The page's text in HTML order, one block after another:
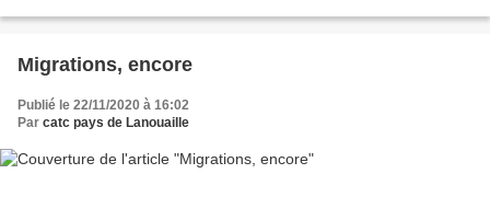
Migrations, encore
Publié le 22/11/2020 à 16:02
Par catc pays de Lanouaille